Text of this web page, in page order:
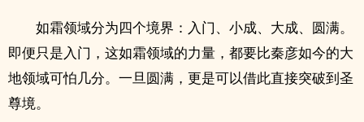
如霜领域分为四个境界：入门、小成、大成、圆满。
即便只是入门，这如霜领域的力量，都要比秦彦如今的大
地领域可怕几分。一旦圆满，更是可以借此直接突破到圣
尊境。